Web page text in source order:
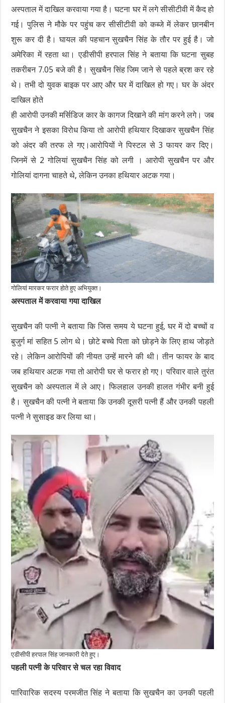
अस्पताल में दाखिल करवाया गया है। घटना घर में लगे सीसीटीवी में कैद हो
गई। पुलिस ने मौके पर पहुंच कर सीसीटीवी को कब्जे में लेकर छानबीन
शुरू कर दी है। घायल की पहचान सुखचैन सिंह के तौर पर हुई है। जो
अमेरिका में रहता था। एडीसीपी हरपाल सिंह ने बताया कि घटना सुबह
तकरीबन 7.05 बजे की है। सुखचैन सिंह जिम जाने से पहले ब्रश कर रहे
थे। तभी दो युवक बाइक पर आए और घर में दाखिल हो गए। घर के अंदर
दाखिल होते
ही आरोपी उनकी मर्सिडिज कार के कागज दिखाने की मांग करने लगे। जब
सुखचैन ने इसका विरोध किया तो आरोपी हथियार दिखाकर सुखचैन सिंह
को अंदर की तरफ ले गए।आरोपियों ने पिस्टल से 3 फायर कर दिए।
जिनमें से 2 गोलियां सुखचैन सिंह को लगी । आरोपी सुखचैन पर और
गोलियां दागना चाहते थे, लेकिन उनका हथियार अटक गया।
गोलियां मारकर फरार होते हुए अभियुक्त।
अस्पताल में करवाया गया दाखिल
सुखचैन की पत्नी ने बताया कि जिस समय ये घटना हुई, घर में दो बच्चों व
बुजुर्ग मां सहित 5 लोग थे। छोटे बच्चे पिता को छोड़ने के लिए हाथ जोड़ते
रहे। लेकिन आरोपियों की नीयत उन्हें मारने की थी। तीन फायर के बाद
जब हथियार अटक गया तो आरोपी घर से फरार हो गए। परिवार वाले तुरंत
सुखचैन को अस्पताल में ले आए। फिलहाल उनकी हालत गंभीर बनी हुई
है। सुखचैन की पत्नी ने बताया कि उनकी दूसरी पत्नी हैं और उनकी पहली
पत्नी ने सुसाइड कर लिया था।
एडीसीपी हरपाल सिंह जानकारी देते हुए।
पहली पत्नी के परिवार से चल रहा विवाद
पारिवारिक सदस्य परमजीत सिंह ने बताया कि सुखचैन का उनकी पहली